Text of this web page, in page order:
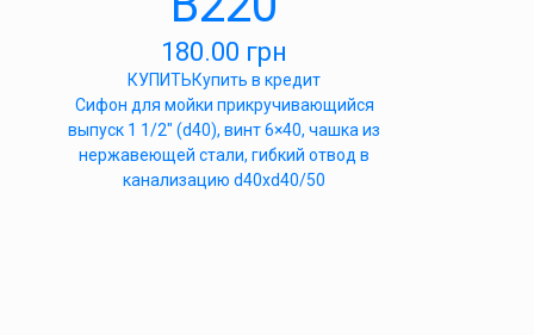
180.00 грн
КУПИТЬКупить в кредит
Сифон для мойки прикручивающийся
выпуск 1 1/2″ (d40), винт 6×40, чашка из
нержавеющей стали, гибкий отвод в
канализацию d40xd40/50